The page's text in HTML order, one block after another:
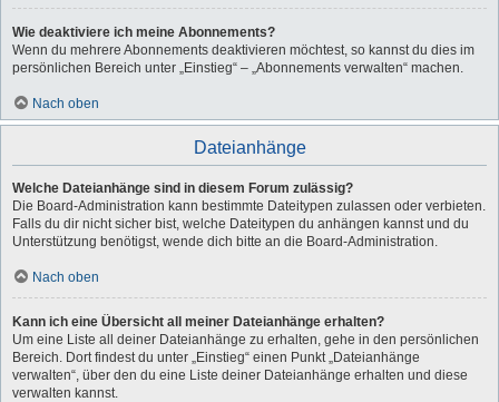
Wie deaktiviere ich meine Abonnements?
Wenn du mehrere Abonnements deaktivieren möchtest, so kannst du dies im
persönlichen Bereich unter „Einstieg“ – „Abonnements verwalten“ machen.
Nach oben
Dateianhänge
Welche Dateianhänge sind in diesem Forum zulässig?
Die Board-Administration kann bestimmte Dateitypen zulassen oder verbieten.
Falls du dir nicht sicher bist, welche Dateitypen du anhängen kannst und du
Unterstützung benötigst, wende dich bitte an die Board-Administration.
Nach oben
Kann ich eine Übersicht all meiner Dateianhänge erhalten?
Um eine Liste all deiner Dateianhänge zu erhalten, gehe in den persönlichen
Bereich. Dort findest du unter „Einstieg“ einen Punkt „Dateianhänge
verwalten“, über den du eine Liste deiner Dateianhänge erhalten und diese
verwalten kannst.